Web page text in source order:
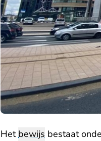
Hetbewijs bestaat